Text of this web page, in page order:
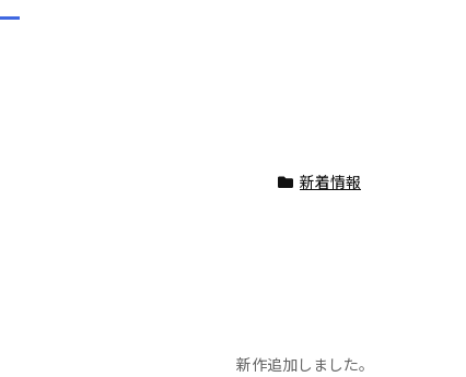
新着情報
新作追加しました。